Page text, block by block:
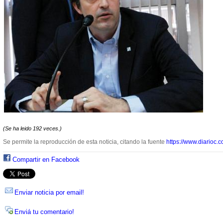
(Se ha leido 192 veces.)
Se permite la reproducción de esta noticia, citando la fuente https://
Compartir en Facebook
Enviar noticia por email!
Enviá tu comentario!